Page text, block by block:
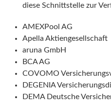
diese Schnittstelle zur
AMEXPool AG
Apella Aktiengesellschaft
aruna GmbH
BCA AG
COVOMO
DEGENIA
DEMA Deutsche